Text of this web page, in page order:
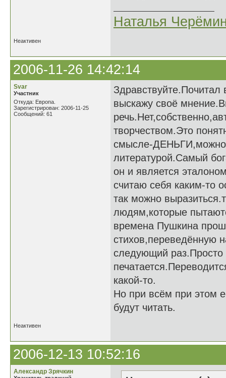
Наталья
Неактивен
2006-11-26 14:42:14
Svar
Участник
Откуда: Европа.
Зарегистрирован: 2006-11-25
Сообщений: 61
выскажу своё
творчеством.Это
смысле-ДЕНЬГИ,можно
литературой.Самый
он и является
считаю себя каким-то
так можно
людям,которые
времена Пушкина
стихов,переведённую
следующий раз.Просто
какой-то.
Но при всём при этом
будут читать.
Неактивен
2006-12-13 10:52:16
Александр Зрячкин